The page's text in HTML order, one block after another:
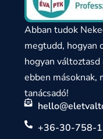
Abban tudok
megtudd, hogyan
hogyan
ebben másoknak,
tanácsadó!
+36-30-758-